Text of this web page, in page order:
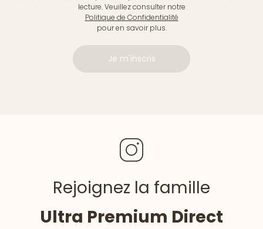
lecture. Veuillez consulter notre
Politique de Confidentialité
pour en savoir plus.
Je m'inscris
Rejoignez la famille
Ultra Premium Direct